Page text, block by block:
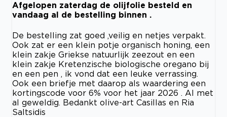
Afgelopen zaterdag de olijfolie besteld en
vandaag al de bestelling binnen .
De bestelling zat goed ,veilig en netjes verpakt.
Ook zat er een klein potje organisch honing, een
klein zakje Griekse natuurlijk zeezout en een
klein zakje Kretenzische biologische oregano bij
en een pen , ik vond dat een leuke verrassing.
Ook een briefje met daarop als waardering een
kortingscode voor 6% voor het jaar 2026 . Al met
al geweldig. Bedankt olive-art Casillas en Ria
Saltsidis